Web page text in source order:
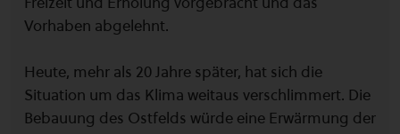
Vorhaben abgelehnt.
Heute, mehr als 20 Jahre später, hat sich die
Situation um das Klima weitaus verschlimmert. Die
Bebauung des Ostfelds würde eine Erwärmung der